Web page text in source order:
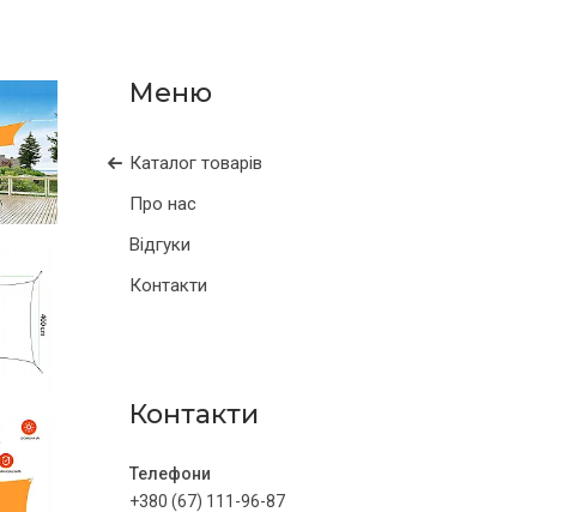
Каталог товарів
Про нас
Відгуки
Контакти
Контакти
+380 (67) 111-96-87